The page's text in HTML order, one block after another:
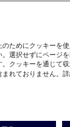
ためにクッキーを
選択せずにページ
クッキーを通じて
れておりません。詳